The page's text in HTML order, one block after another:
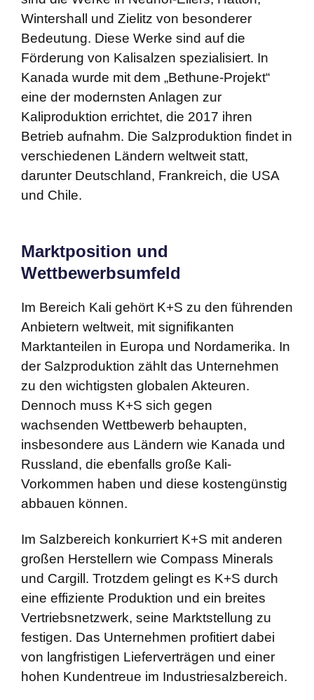
Wintershall und Zielitz von besonderer
Bedeutung. Diese Werke sind auf die
Förderung von Kalisalzen spezialisiert. In
Kanada wurde mit dem „Bethune-Projekt“
eine der modernsten Anlagen zur
Kaliproduktion errichtet, die 2017 ihren
Betrieb aufnahm. Die Salzproduktion findet in
verschiedenen Ländern weltweit statt,
darunter Deutschland, Frankreich, die USA
und Chile.
Marktposition und
Wettbewerbsumfeld
Im Bereich Kali gehört K+S zu den führenden
Anbietern weltweit, mit signifikanten
Marktanteilen in Europa und Nordamerika. In
der Salzproduktion zählt das Unternehmen
zu den wichtigsten globalen Akteuren.
Dennoch muss K+S sich gegen
wachsenden Wettbewerb behaupten,
insbesondere aus Ländern wie Kanada und
Russland, die ebenfalls große Kali-
Vorkommen haben und diese kostengünstig
abbauen können.
Im Salzbereich konkurriert K+S mit anderen
großen Herstellern wie Compass Minerals
und Cargill. Trotzdem gelingt es K+S durch
eine effiziente Produktion und ein breites
Vertriebsnetzwerk, seine Marktstellung zu
festigen. Das Unternehmen profitiert dabei
von langfristigen Lieferverträgen und einer
hohen Kundentreue im Industriesalzbereich.